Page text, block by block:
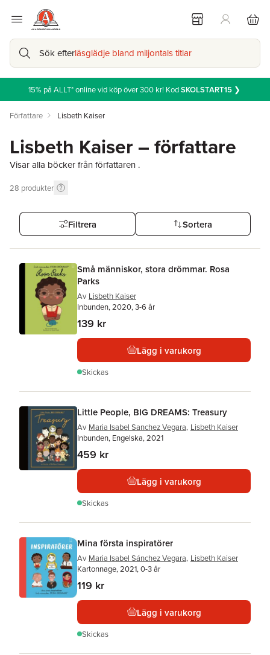
Sök efterläsglädje bland miljontals titlar
15% på ALLT* online vid köp över 300 kr! KodSKOLSTART15❯
Författare Lisbeth Kaiser
Lisbeth Kaiser – författare
Visar alla böcker från författaren .
28 produkter
Filtrera Sortera
Små människor, stora drömmar. Rosa
Parks
Av Lisbeth Kaiser
Inbunden, 2020, 3-6 år
139 kr
Lägg i varukorg
Skickas
Little People, BIG DREAMS: Treasury
Av Maria Isabel Sanchez Vegara, Lisbeth Kaiser
Inbunden, Engelska, 2021
459 kr
Lägg i varukorg
Skickas
Mina första inspiratörer
Av Maria Isabel Sánchez Vegara, Lisbeth Kaiser
Kartonnage, 2021, 0-3 år
119 kr
Lägg i varukorg
Skickas